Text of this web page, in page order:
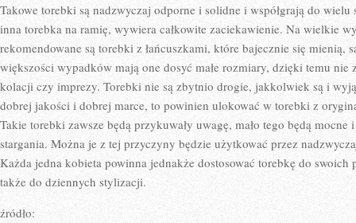
Takowe torebki są nadzwyczaj odporne i solidne i współgrają do
inna torebka na ramię, wywiera całkowite zaciekawienie. Na wielkie
rekomendowane są torebki z łańcuszkami, które bajecznie się mienią,
większości wypadków mają one dosyć małe rozmiary, dzięki temu nie
kolacji czy imprezy. Torebki nie są zbytnio drogie, jakkolwiek są i
dobrej jakości i dobrej marce, to powinien ulokować w torebki z
Takie torebki zawsze będą przykuwały uwagę, mało tego będą
stargania. Można je z tej przyczyny będzie użytkować przez
Każda jedna kobieta powinna jednakże dostosować torebkę do
także do dziennych stylizacji.
źródło: